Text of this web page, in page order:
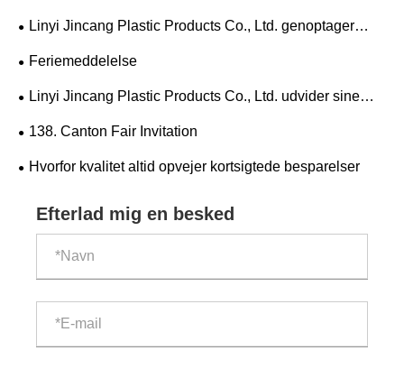
Linyi Jincang Plastic Products Co., Ltd. genoptager
driften efter forårsfestivalen
Feriemeddelelse
Linyi Jincang Plastic Products Co., Ltd. udvider sine
oprigtige julehilsner.
138. Canton Fair Invitation
Hvorfor kvalitet altid opvejer kortsigtede besparelser
Efterlad mig en besked